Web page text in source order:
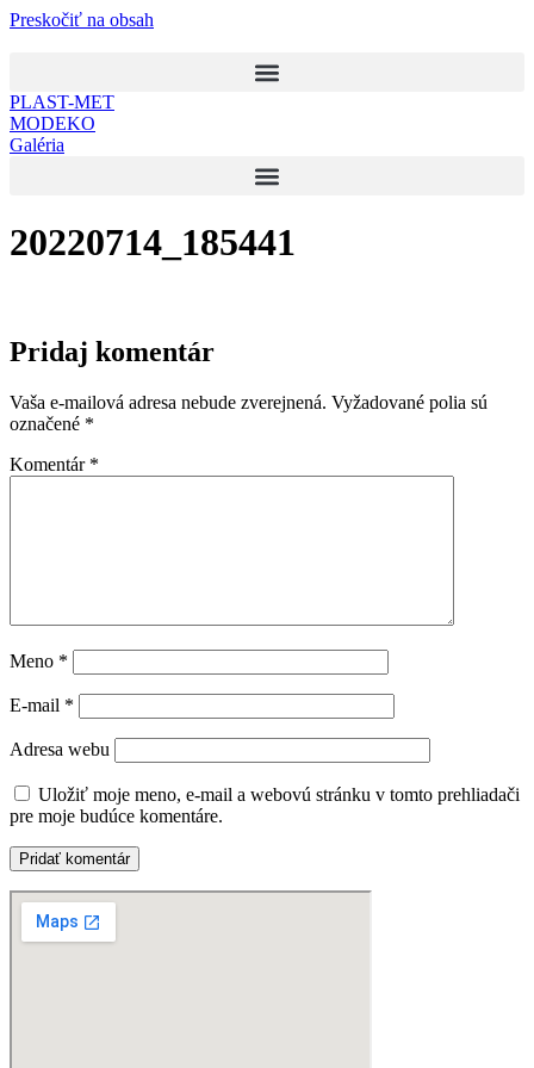
Preskočiť na obsah
PLAST-MET
MODEKO
Galéria
20220714_185441
Pridaj komentár
Vaša e-mailová adresa nebude zverejnená. Vyžadované polia sú
označené *
Komentár *
Meno *
E-mail *
Adresa webu
Uložiť moje meno, e-mail a webovú stránku v tomto prehliadači
pre moje budúce komentáre.